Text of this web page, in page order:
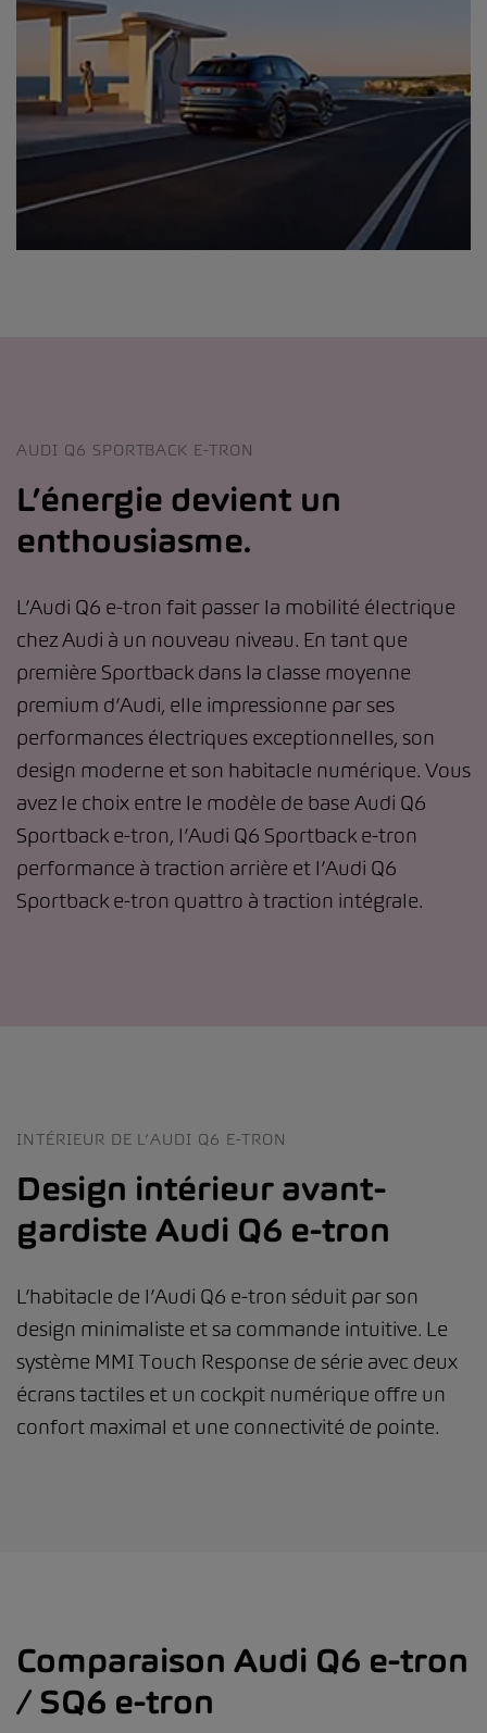
AUDI Q6 SPORTBACK E-TRON
L’énergie devient un
enthousiasme.
L’Audi Q6 e-tron fait passer la mobilité électrique
chez Audi à un nouveau niveau. En tant que
première Sportback dans la classe moyenne
premium d’Audi, elle impressionne par ses
performances électriques exceptionnelles, son
design moderne et son habitacle numérique. Vous
avez le choix entre le modèle de base Audi Q6
Sportback e-tron, l’Audi Q6 Sportback e-tron
performance à traction arrière et l’Audi Q6
Sportback e-tron quattro à traction intégrale.
INTÉRIEUR DE L’AUDI Q6 E-TRON
Design intérieur avant-
gardiste Audi Q6 e-tron
L’habitacle de l’Audi Q6 e-tron séduit par son
design minimaliste et sa commande intuitive. Le
système MMI Touch Response de série avec deux
écrans tactiles et un cockpit numérique offre un
confort maximal et une connectivité de pointe.
Comparaison Audi Q6 e-tron
/ SQ6 e-tron